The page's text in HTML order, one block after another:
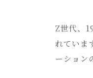
Z世代、
れていま
ーション